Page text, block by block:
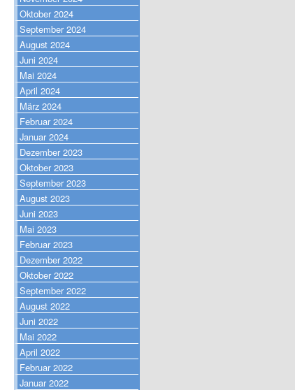
Oktober 2024
September 2024
August 2024
Juni 2024
Mai 2024
April 2024
März 2024
Februar 2024
Januar 2024
Dezember 2023
Oktober 2023
September 2023
August 2023
Juni 2023
Mai 2023
Februar 2023
Dezember 2022
Oktober 2022
September 2022
August 2022
Juni 2022
Mai 2022
April 2022
Februar 2022
Januar 2022